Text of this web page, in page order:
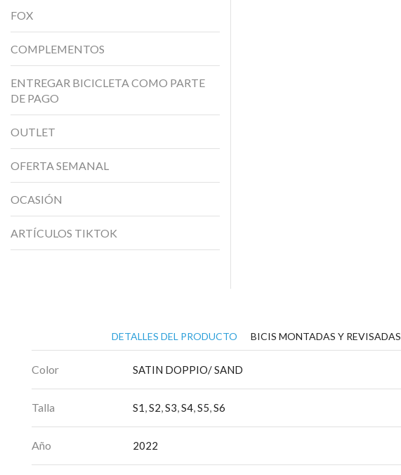
FOX
COMPLEMENTOS
ENTREGAR BICICLETA COMO PARTE
DE PAGO
OUTLET
OFERTA SEMANAL
OCASIÓN
ARTÍCULOS TIKTOK
DETALLES DEL PRODUCTO BICIS MONTADAS Y REVISADAS
Color SATIN DOPPIO/ SAND
Talla S1,S2,S3,S4,S5,S6
Año 2022